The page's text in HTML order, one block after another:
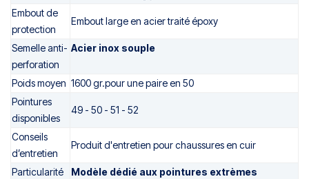
Embout de
protection
Embout large en acier traité époxy
Semelle anti-
perforation
Acier inox souple
Poids moyen 1600 gr.pour une paire en 50
Pointures
disponibles
49 - 50 - 51 - 52
Conseils
d’entretien
Produit d'entretien pour chaussures en cuir
Particularité Modèle dédié aux pointures extrèmes